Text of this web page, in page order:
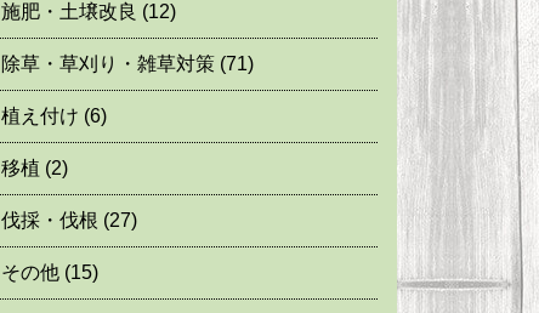
施肥・土壌改良 (12)
除草・草刈り・雑草対策 (71)
植え付け (6)
移植 (2)
伐採・伐根 (27)
その他 (15)